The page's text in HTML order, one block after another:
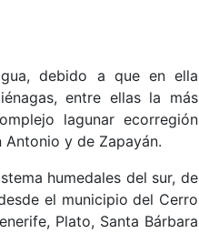
debido a que en ella
entre ellas la más
lagunar ecorregión
Antonio y de Zapayán.
humedales del sur, de
el municipio del Cerro
Plato, Santa Bárbara